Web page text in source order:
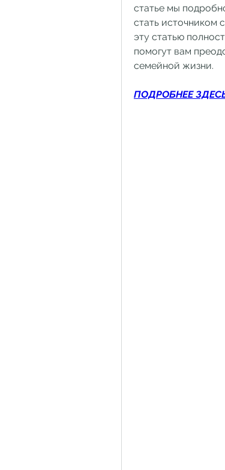
статье мы
стать источником
эту статью
помогут вам
семейной жизни.
ПОДРОБНЕЕ